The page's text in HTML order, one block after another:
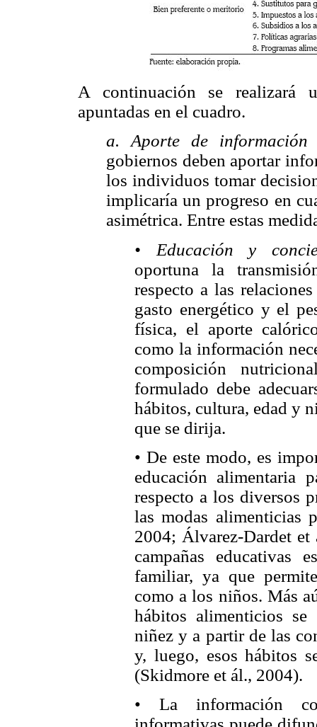
A continuación se realizará
apuntadas en el cuadro.
a. Aporte de
gobiernos deben aportar
los individuos tomar
implicaría un progreso en
asimétrica. Entre estas
• Educación y
oportuna la
respecto a las
gasto energético y el
física, el aporte
como la información
composición
formulado debe
hábitos, cultura, edad y
que se dirija.
• De este modo, es
educación alimentaria
respecto a los diversos
las modas alimenticias
2004; Álvarez-Dardet et
campañas educativas
familiar, ya que
como a los niños. Más
hábitos alimenticios se
niñez y a partir de las
y, luego, esos hábitos
(Skidmore et ál., 2004).
• La información